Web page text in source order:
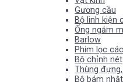
Gương cầu
Bộ linh kiện
Ống ngắm
Barlow
Phim lọc
Bộ chỉnh nét
Thùng
Bộ bám